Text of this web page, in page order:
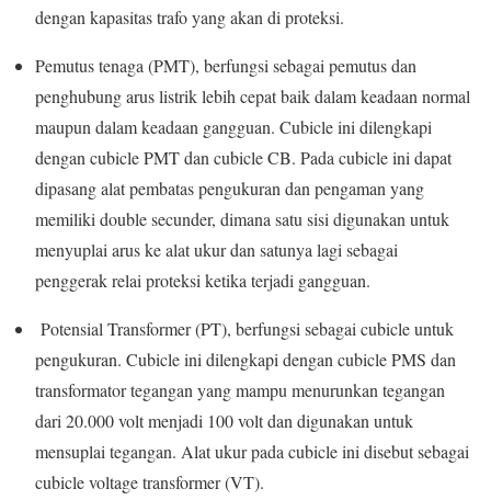
dengan kapasitas trafo yang akan di proteksi.
Pemutus tenaga (PMT), berfungsi sebagai pemutus dan
penghubung arus listrik lebih cepat baik dalam keadaan normal
maupun dalam keadaan gangguan. Cubicle ini dilengkapi
dengan cubicle PMT dan cubicle CB. Pada cubicle ini dapat
dipasang alat pembatas pengukuran dan pengaman yang
memiliki double secunder, dimana satu sisi digunakan untuk
menyuplai arus ke alat ukur dan satunya lagi sebagai
penggerak relai proteksi ketika terjadi gangguan.
Potensial Transformer (PT), berfungsi sebagai cubicle untuk
pengukuran. Cubicle ini dilengkapi dengan cubicle PMS dan
transformator tegangan yang mampu menurunkan tegangan
dari 20.000 volt menjadi 100 volt dan digunakan untuk
mensuplai tegangan. Alat ukur pada cubicle ini disebut sebagai
cubicle voltage transformer (VT).